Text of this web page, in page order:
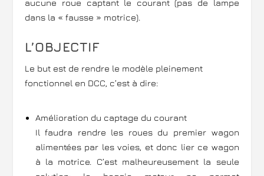
aucune roue captant le courant (pas de lampe
dans la « fausse » motrice).
L’OBJECTIF
Le but est de rendre le modèle pleinement
fonctionnel en DCC, c’est à dire:
Amélioration du captage du courant
Il faudra rendre les roues du premier wagon
alimentées par les voies, et donc lier ce wagon
à la motrice. C’est malheureusement la seule